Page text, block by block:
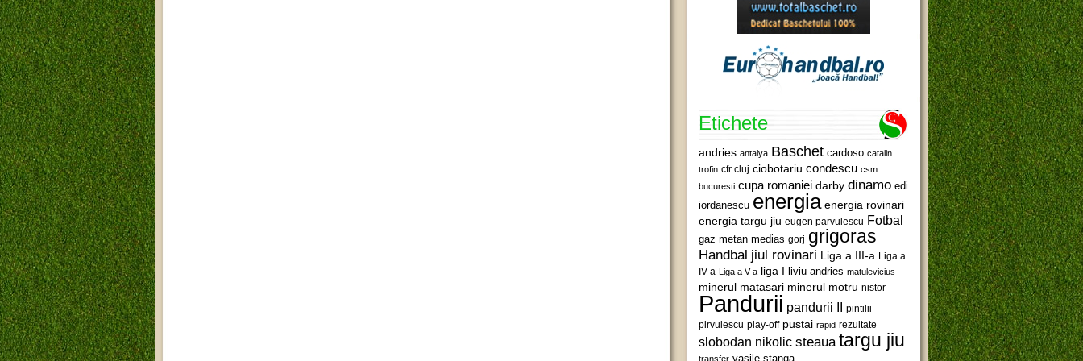
Etichete
andries antalya Baschet cardoso catalin
trofin cfr cluj ciobotariu condescu csm
bucuresti cupa romaniei darby dinamo edi
iordanescu energia energia rovinari
energia targu jiu eugen parvulescu Fotbal
gaz metan medias gorj grigoras
Handbal jiul rovinari Liga a III-a Liga a
IV-a Liga a V-a liga I liviu andries matulevicius
minerul matasari minerul motru nistor
Pandurii pandurii II pintilii
pirvulescu play-off pustai rapid rezultate
slobodan nikolic steaua targu jiu
transfer vasile stanga